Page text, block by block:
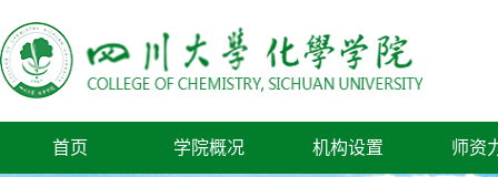
首页 学院概况 机构设置 师资